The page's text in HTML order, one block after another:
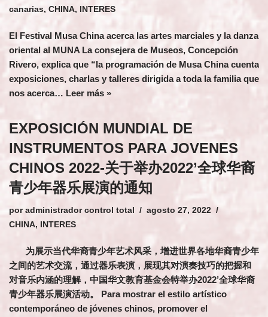
canarias, CHINA, INTERES
El Festival Musa China acerca las artes marciales y la danza
oriental al MUNA La consejera de Museos, Concepción
Rivero, explica que “la programación de Musa China cuenta
exposiciones, charlas y talleres dirigida a toda la familia que
nos acerca… Leer más »
EXPOSICIÓN MUNDIAL DE
INSTRUMENTOS PARA JOVENES
CHINOS 2022-关于举办2022’全球华裔
青少年器乐展演的通知
por administrador control total
agosto 27, 2022
CHINA, INTERES
为展示当代华裔青少年艺术风采，增进世界各地华裔青少年
之间的艺术交流，通过器乐表演，展现其对演奏技巧的把握和
对音乐内涵的理解，中国华文教育基金会特举办2022’全球华裔
青少年器乐展演活动。 Para mostrar el estilo artístico
contemporáneo de jóvenes chinos, promover el